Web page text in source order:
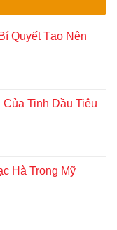
Quyết Tạo Nên
Tinh Dầu Tiêu
Hà Trong Mỹ